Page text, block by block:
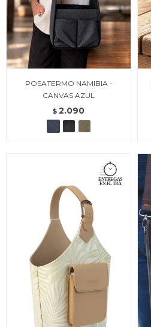
POSATERMO NAMIBIA -
CANVAS AZUL
$ 2.090